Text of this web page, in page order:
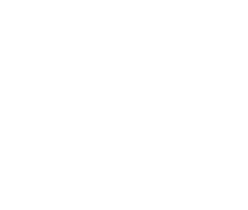
Print